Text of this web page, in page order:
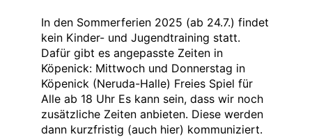
In den Sommerferien 2025 (ab 24.7.) findet
kein Kinder- und Jugendtraining statt.
Dafür gibt es angepasste Zeiten in
Köpenick: Mittwoch und Donnerstag in
Köpenick (Neruda-Halle) Freies Spiel für
Alle ab 18 Uhr Es kann sein, dass wir noch
zusätzliche Zeiten anbieten. Diese werden
dann kurzfristig (auch hier) kommuniziert.